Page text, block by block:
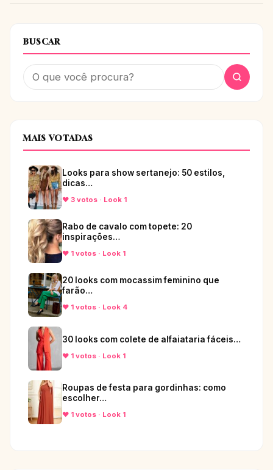
BUSCAR
MAIS VOTADAS
Looks para show sertanejo: 50 estilos,
dicas…
♥ 3 votos · Look 1
Rabo de cavalo com topete: 20
inspirações…
♥ 1 votos · Look 1
20 looks com mocassim feminino que
farão…
♥ 1 votos · Look 4
30 looks com colete de alfaiataria fáceis…
♥ 1 votos · Look 1
Roupas de festa para gordinhas: como
escolher…
♥ 1 votos · Look 1